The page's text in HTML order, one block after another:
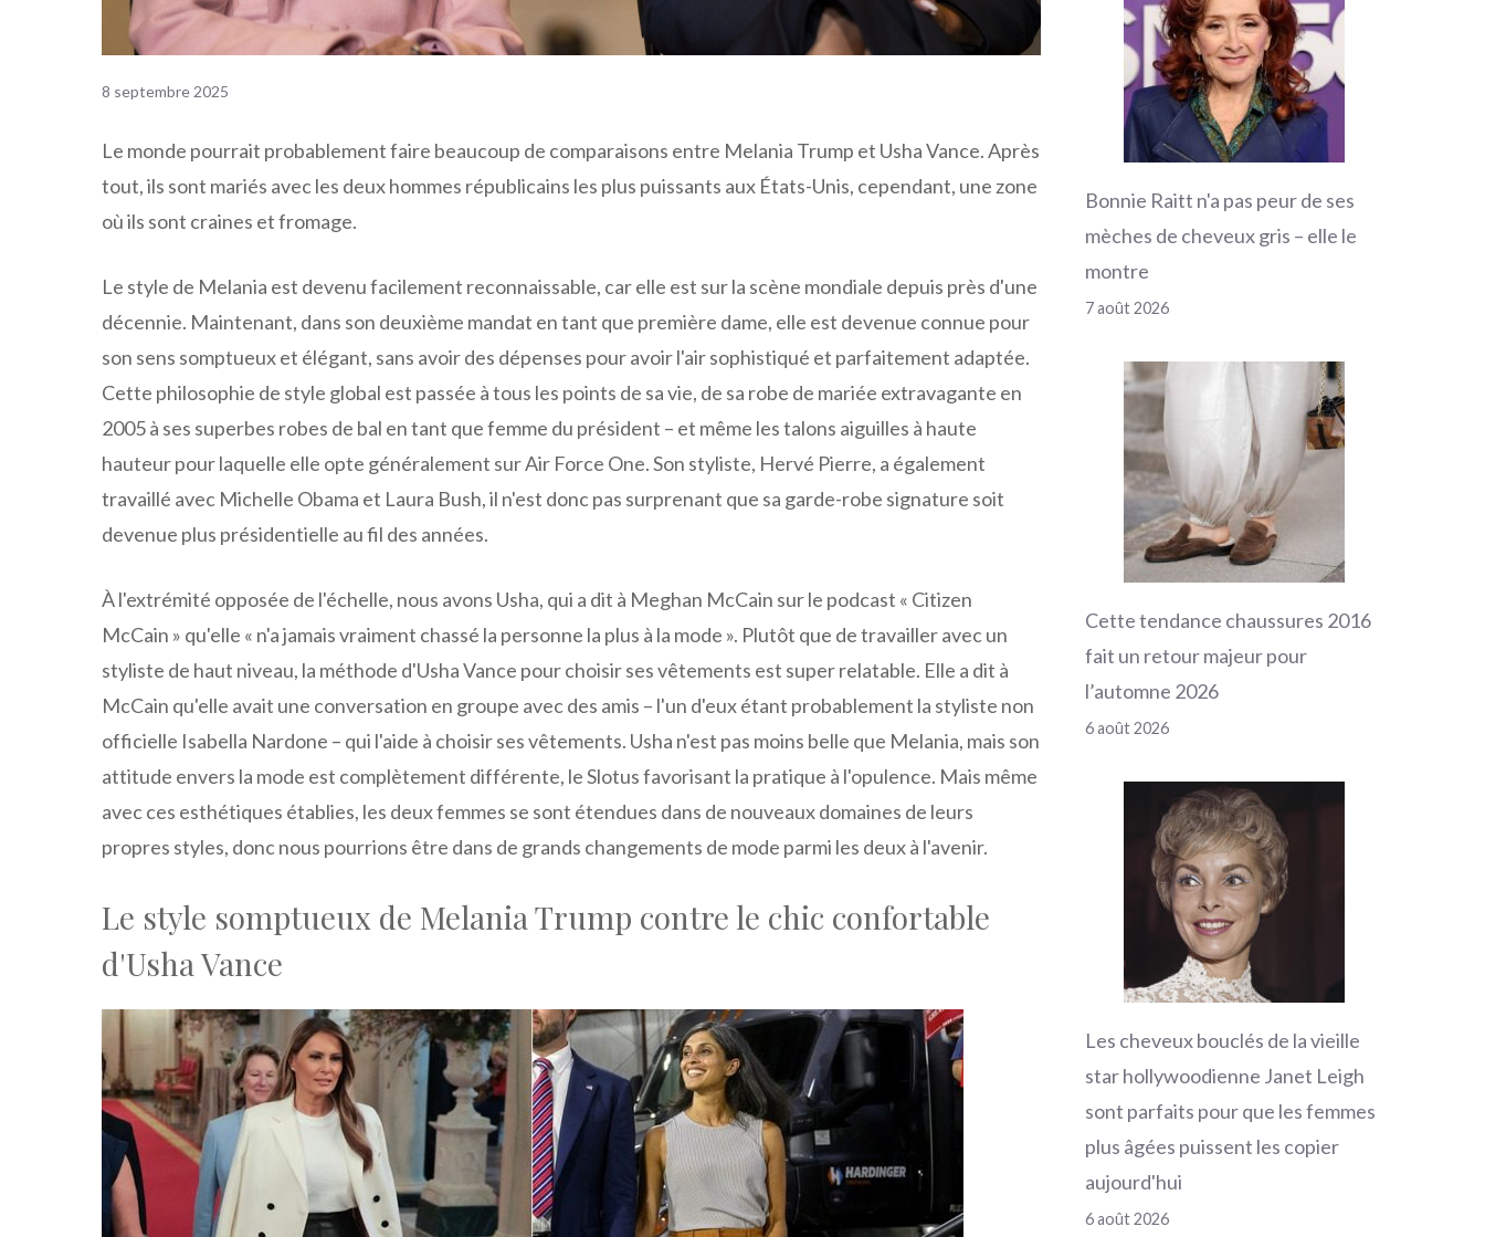
8 septembre 2025
Le monde pourrait probablement faire beaucoup de comparaisons entre Melania Trump et Usha Vance. Après
tout, ils sont mariés avec les deux hommes républicains les plus puissants aux États-Unis, cependant, une zone
où ils sont craines et fromage.
Le style de Melania est devenu facilement reconnaissable, car elle est sur la scène mondiale depuis près d'une
décennie. Maintenant, dans son deuxième mandat en tant que première dame, elle est devenue connue pour
son sens somptueux et élégant, sans avoir des dépenses pour avoir l'air sophistiqué et parfaitement adaptée.
Cette philosophie de style global est passée à tous les points de sa vie, de sa robe de mariée extravagante en
2005 à ses superbes robes de bal en tant que femme du président – et même les talons aiguilles à haute
hauteur pour laquelle elle opte généralement sur Air Force One. Son styliste, Hervé Pierre, a également
travaillé avec Michelle Obama et Laura Bush, il n'est donc pas surprenant que sa garde-robe signature soit
devenue plus présidentielle au fil des années.
À l'extrémité opposée de l'échelle, nous avons Usha, qui a dit à Meghan McCain sur le podcast « Citizen
McCain » qu'elle « n'a jamais vraiment chassé la personne la plus à la mode ». Plutôt que de travailler avec un
styliste de haut niveau, la méthode d'Usha Vance pour choisir ses vêtements est super relatable. Elle a dit à
McCain qu'elle avait une conversation en groupe avec des amis – l'un d'eux étant probablement la styliste non
officielle Isabella Nardone – qui l'aide à choisir ses vêtements. Usha n'est pas moins belle que Melania, mais son
attitude envers la mode est complètement différente, le Slotus favorisant la pratique à l'opulence. Mais même
avec ces esthétiques établies, les deux femmes se sont étendues dans de nouveaux domaines de leurs
propres styles, donc nous pourrions être dans de grands changements de mode parmi les deux à l'avenir.
Le style somptueux de Melania Trump contre le chic confortable
d'Usha Vance
Bonnie Raitt n'a pas peur de ses
mèches de cheveux gris – elle le
montre
7 août 2026
Cette tendance chaussures 2016
fait un retour majeur pour
l’automne 2026
6 août 2026
Les cheveux bouclés de la vieille
star hollywoodienne Janet Leigh
sont parfaits pour que les femmes
plus âgées puissent les copier
aujourd'hui
6 août 2026